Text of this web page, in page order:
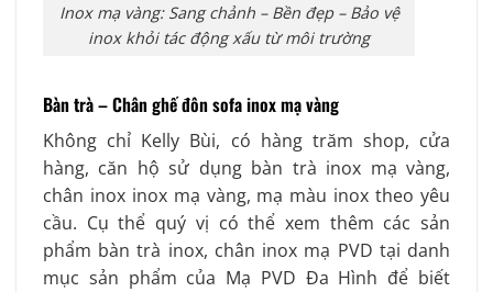
Inox mạ vàng: Sang chảnh – Bền đẹp – Bảo vệ
inox khỏi tác động xấu từ môi trường
Bàn trà – Chân ghế đôn sofa inox mạ vàng
Không chỉ Kelly Bùi, có hàng trăm shop, cửa
hàng, căn hộ sử dụng bàn trà inox mạ vàng,
chân inox inox mạ vàng, mạ màu inox theo yêu
cầu. Cụ thể quý vị có thể xem thêm các sản
phẩm bàn trà inox, chân inox mạ PVD tại danh
mục sản phẩm của Mạ PVD Đa Hình để biết